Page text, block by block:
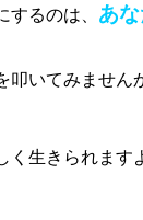
するのは、 あ
叩いてみません
く生きられます